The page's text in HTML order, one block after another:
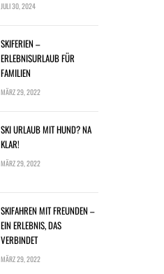
JULI 30, 2024
SKIFERIEN –
ERLEBNISURLAUB FÜR
FAMILIEN
MÄRZ 29, 2022
SKI URLAUB MIT HUND? NA
KLAR!
MÄRZ 29, 2022
SKIFAHREN MIT FREUNDEN –
EIN ERLEBNIS, DAS
VERBINDET
MÄRZ 29, 2022